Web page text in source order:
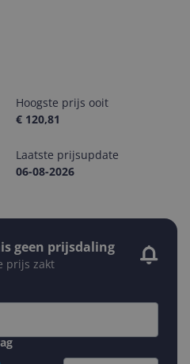
Hoogste prijs ooit
€ 120,81
Laatste prijsupdate
06-08-2026
geen prijsdaling
prijs zakt
Gewenste prijs